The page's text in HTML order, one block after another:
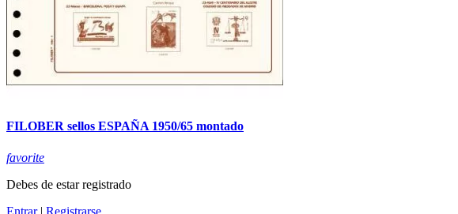
FILOBER sellos ESPAÑA 1950/65 montado
favorite
Debes de estar registrado
Entrar| Registrarse